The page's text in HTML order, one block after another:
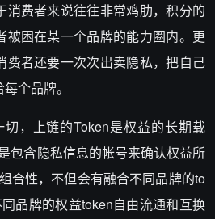
消费者来说往往非常鸡肋，积分的
被困在某一个品牌的能力圈内。更
费者还要一次次出卖隐私，把自己
个品牌。
，上链的Token是权益的长期载
包含隐私信息的帐号来确认权益所
合性，不但会有融合不同品牌的to
品牌的权益token自由流通和互换